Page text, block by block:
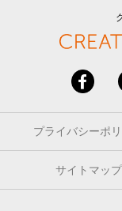
プライバシーポ
サイトマップ